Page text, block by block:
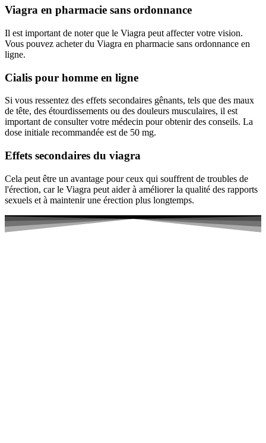
Viagra en pharmacie sans ordonnance
Il est important de noter que le Viagra peut affecter votre vision.
Vous pouvez acheter du Viagra en pharmacie sans ordonnance en
ligne.
Cialis pour homme en ligne
Si vous ressentez des effets secondaires gênants, tels que des maux
de tête, des étourdissements ou des douleurs musculaires, il est
important de consulter votre médecin pour obtenir des conseils. La
dose initiale recommandée est de 50 mg.
Effets secondaires du viagra
Cela peut être un avantage pour ceux qui souffrent de troubles de
l'érection, car le Viagra peut aider à améliorer la qualité des rapports
sexuels et à maintenir une érection plus longtemps.